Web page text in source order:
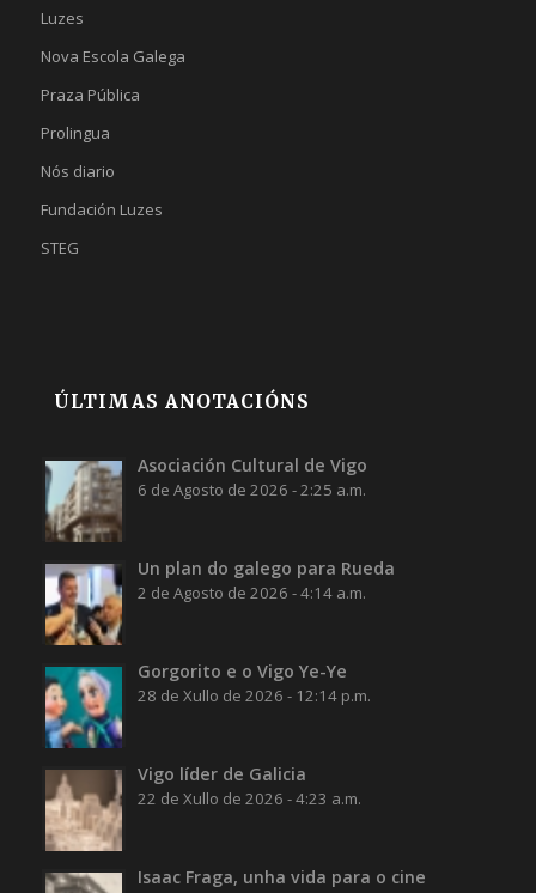
Luzes
Nova Escola Galega
Praza Pública
Prolingua
Nós diario
Fundación Luzes
STEG
ÚLTIMAS ANOTACIÓNS
Asociación Cultural de Vigo
6 de Agosto de 2026 - 2:25 a.m.
Un plan do galego para Rueda
2 de Agosto de 2026 - 4:14 a.m.
Gorgorito e o Vigo Ye-Ye
28 de Xullo de 2026 - 12:14 p.m.
Vigo líder de Galicia
22 de Xullo de 2026 - 4:23 a.m.
Isaac Fraga, unha vida para o cine